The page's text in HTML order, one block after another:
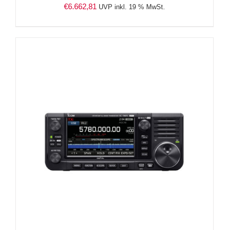
€6.662,81 UVP inkl. 19 % MwSt.